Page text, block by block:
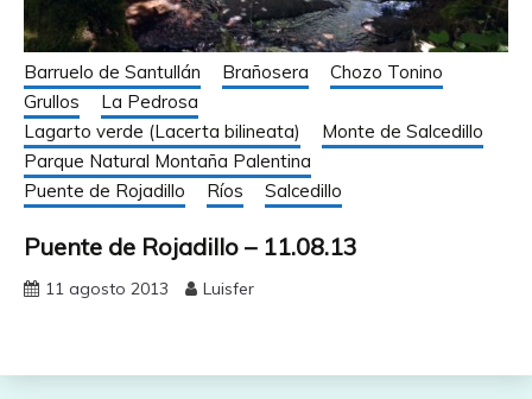
Barruelo de Santullán Brañosera
Chozo Tonino
Grullos
La Pedrosa
Lagarto verde (Lacerta bilineata)
Monte de Salcedillo
Parque Natural Montaña Palentina
Puente de Rojadillo
Ríos Salcedillo
Puente de Rojadillo – 11.08.13
11 agosto 2013 Luisfer